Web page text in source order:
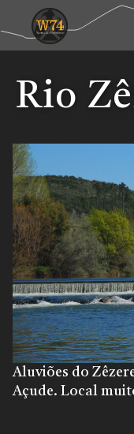
Rio
Aluviões do
Açude. Local